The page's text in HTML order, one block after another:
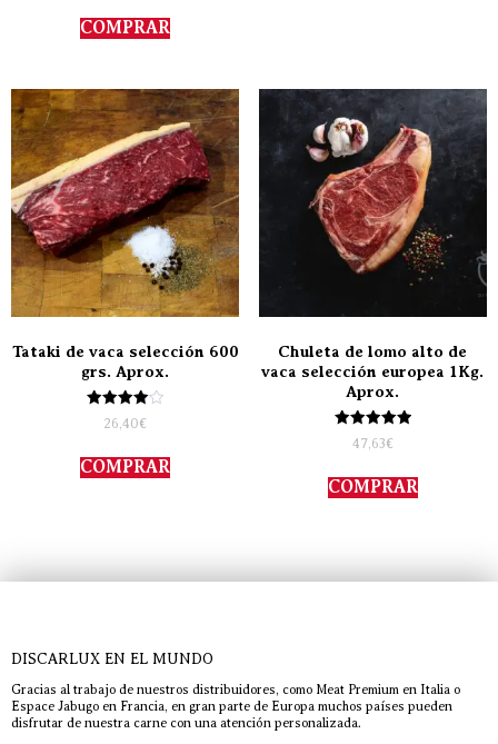
de 5
COMPRAR
Tataki de vaca selección 600
grs. Aprox.
Valorado
con
de 5
26,40€
COMPRAR
Chuleta de lomo alto de
vaca selección europea 1Kg.
Aprox.
Valorado
con
de 5
47,63€
COMPRAR
DISCARLUX EN EL MUNDO
Gracias al trabajo de nuestros distribuidores, como Meat Premium en Italia o
Espace Jabugo en Francia, en gran parte de Europa muchos países pueden
disfrutar de nuestra carne con una atención personalizada.